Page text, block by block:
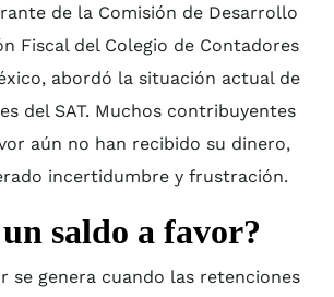
de la Comisión de Desarrollo
Fiscal del Colegio de Contadores
abordó la situación actual de
del SAT. Muchos contribuyentes
aún no han recibido su dinero,
incertidumbre y frustración.
un saldo a favor?
se genera cuando las retenciones